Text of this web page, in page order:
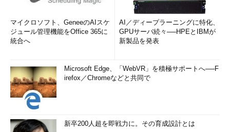
マイクロソフト、GeneeのAIスケ
ジュール管理機能をOffice 365に
統合へ
AI／ディープラーニングに特化、
GPUサーバ続々──HPEとIBMが
新製品を発表
Microsoft Edge、「WebVR」を積極サポートへ──F
irefox／Chromeなどと共同で
新卒200人超を即戦力に。その育成設計とは